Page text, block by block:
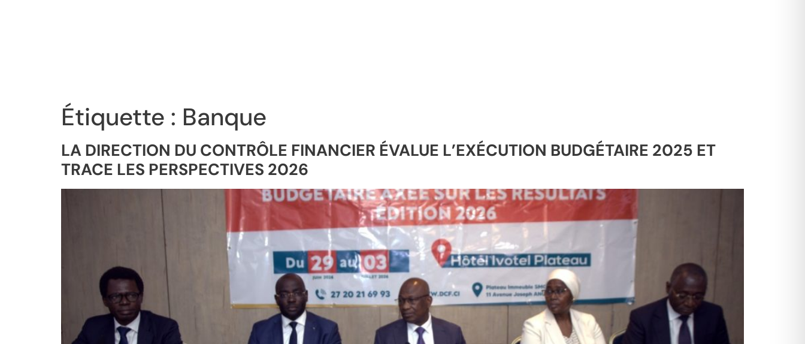
Étiquette : Banque
LA DIRECTION DU CONTRÔLE FINANCIER ÉVALUE L’EXÉCUTION BUDGÉTAIRE 2025 ET
TRACE LES PERSPECTIVES 2026